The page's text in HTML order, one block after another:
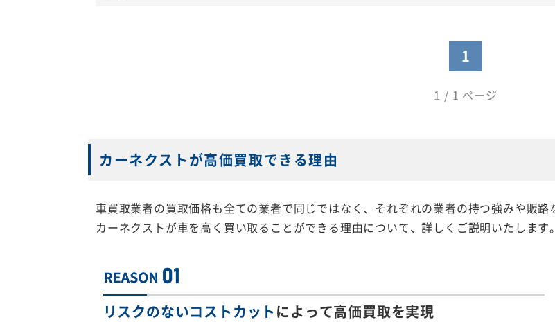
1
1 / 1 ページ
カーネクストが高価買取できる理由
車買取業者の買取価格も全ての業者で同じではなく、それぞれの業者の持つ強みや販路
カーネクストが車を高く買い取ることができる理由について、詳しくご説明いたします。
リスクのないコストカットによって高価買取を実現